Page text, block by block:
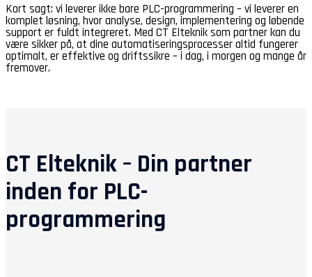
Kort sagt: vi leverer ikke bare PLC-programmering – vi leverer en
komplet løsning, hvor analyse, design, implementering og løbende
support er fuldt integreret. Med CT Elteknik som partner kan du
være sikker på, at dine automatiseringsprocesser altid fungerer
optimalt, er effektive og driftssikre – i dag, i morgen og mange år
fremover.
CT Elteknik – Din partner
inden for PLC-
programmering